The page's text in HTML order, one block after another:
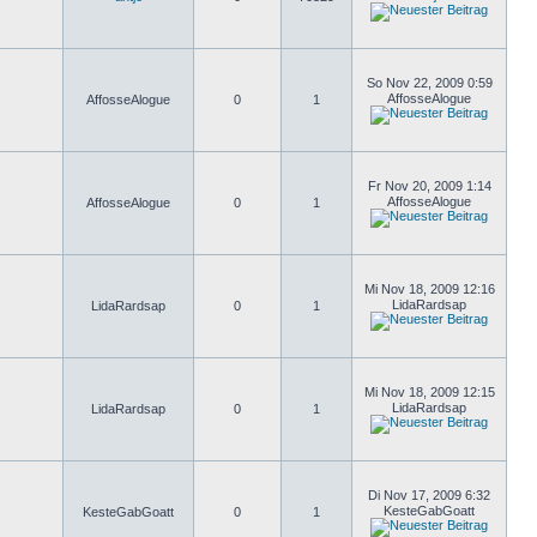
AffosseAlogue 0 1
So Nov 22, 2009 0:59
AffosseAlogue
AffosseAlogue 0 1
Fr Nov 20, 2009 1:14
AffosseAlogue
LidaRardsap 0 1
Mi Nov 18, 2009 12:16
LidaRardsap
LidaRardsap 0 1
Mi Nov 18, 2009 12:15
LidaRardsap
KesteGabGoatt 0 1
Di Nov 17, 2009 6:32
KesteGabGoatt